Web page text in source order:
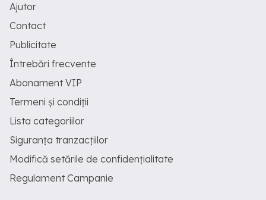
Ajutor
Contact
Publicitate
Întrebări frecvente
Abonament VIP
Termeni și condiții
Lista categoriilor
Siguranța tranzacțiilor
Modifică setările de confidențialitate
Regulament Campanie